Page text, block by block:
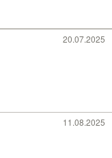
20.07.2025
11.08.2025